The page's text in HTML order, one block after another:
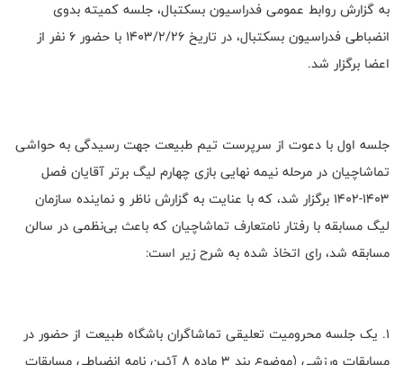
به گزارش روابط عمومی فدراسیون بسکتبال، جلسه کمیته بدوی
انضباطی فدراسیون بسکتبال، در تاریخ ۱۴۰۳/۲/۲۶ با حضور ۶ نفر از
اعضا برگزار شد.
جلسه اول با دعوت از سرپرست تیم طبیعت جهت رسیدگی به حواشی
تماشاچیان در مرحله نیمه نهایی بازی چهارم لیگ برتر آقایان فصل
۱۴۰۳-۱۴۰۲ برگزار شد، که با عنایت به گزارش ناظر و نماینده سازمان
لیگ مسابقه با رفتار نا‌متعارف تماشاچیان که باعث بی‌نظمی در سالن
مسابقه شد، رای اتخاذ شده به شرح زیر است:
۱. یک جلسه محرومیت تعلیقی تماشاگران باشگاه طبیعت از حضور در